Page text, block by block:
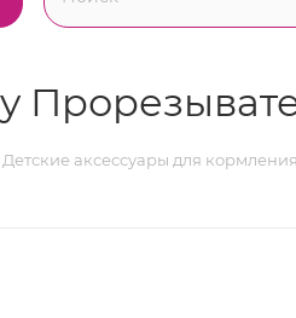
Детские аксессуары для кормления